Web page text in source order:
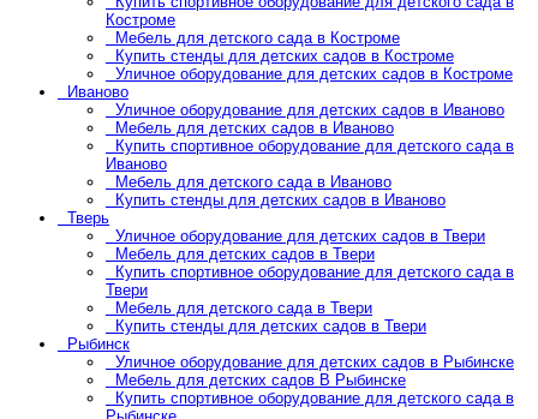
Костроме
Мебель для детского сада в Костроме
Купить стенды для детских садов в Костроме
Уличное оборудование для детских садов в Костроме
Иваново
Уличное оборудование для детских садов в Иваново
Мебель для детских садов в Иваново
Купить спортивное оборудование для детского сада в
Иваново
Мебель для детского сада в Иваново
Купить стенды для детских садов в Иваново
Тверь
Уличное оборудование для детских садов в Твери
Мебель для детских садов в Твери
Купить спортивное оборудование для детского сада в
Твери
Мебель для детского сада в Твери
Купить стенды для детских садов в Твери
Рыбинск
Уличное оборудование для детских садов в Рыбинске
Мебель для детских садов В Рыбинске
Купить спортивное оборудование для детского сада в